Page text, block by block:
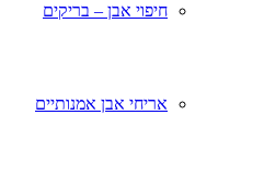
חיפוי אבן – בריקים
אריחי אבן אמנותיים